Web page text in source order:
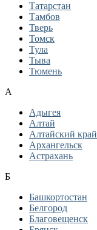
Татарстан
Тамбов
Тверь
Томск
Тула
Тыва
Тюмень
А
Адыгея
Алтай
Алтайский край
Архангельск
Астрахань
Б
Башкортостан
Белгород
Благовещенск